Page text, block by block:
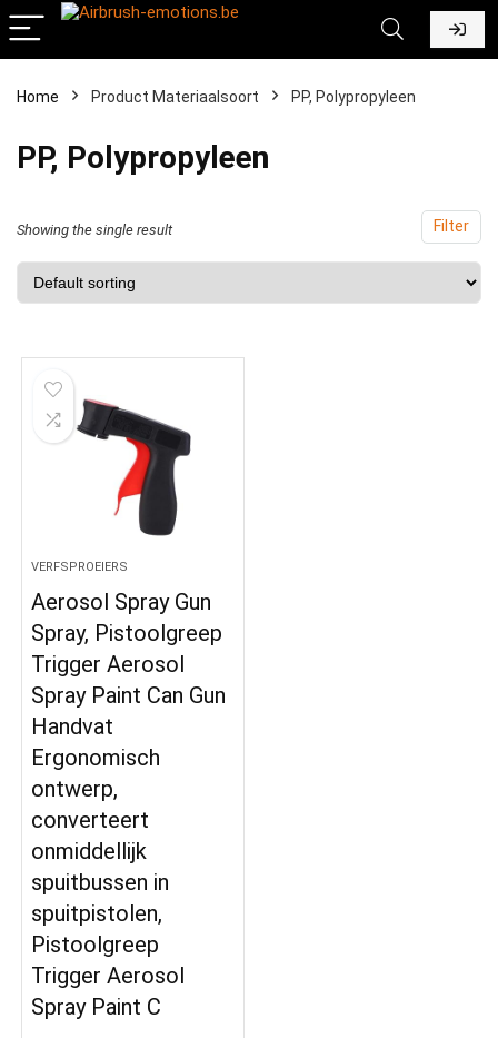
Home Product Materiaalsoort ‎PP, Polypropyleen
‎PP, Polypropyleen
Filter
Showing the single result
VERFSPROEIERS
Aerosol Spray Gun
Spray, Pistoolgreep
Trigger Aerosol
Spray Paint Can Gun
Handvat
Ergonomisch
ontwerp,
converteert
onmiddellijk
spuitbussen in
spuitpistolen,
Pistoolgreep
Trigger Aerosol
Spray Paint C